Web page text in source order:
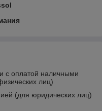
с оплатой наличными
лиц)
(для юридических лиц)